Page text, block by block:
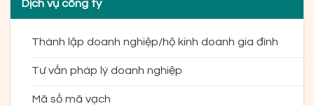
Dịch vụ công ty
Thành lập doanh nghiệp/hộ kinh doanh gia đình
Tư vấn pháp lý doanh nghiệp
Mã số mã vạch